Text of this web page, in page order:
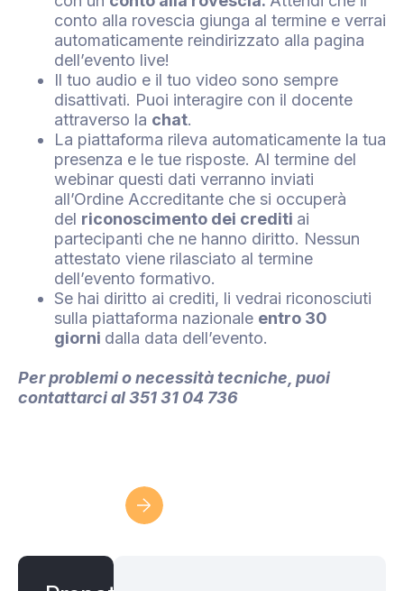
conto alla rovescia giunga al termine e verrai
automaticamente reindirizzato alla pagina
dell’evento live!
Il tuo audio e il tuo video sono sempre
disattivati. Puoi interagire con il docente
attraverso la chat.
La piattaforma rileva automaticamente la tua
presenza e le tue risposte. Al termine del
webinar questi dati verranno inviati
all’Ordine Accreditante che si occuperà
del riconoscimento dei crediti ai
partecipanti che ne hanno diritto. Nessun
attestato viene rilasciato al termine
dell’evento formativo.
Se hai diritto ai crediti, li vedrai riconosciuti
sulla piattaforma nazionale entro 30
giorni dalla data dell’evento.
Per problemi o necessità tecniche, puoi
contattarci al 351 31 04 736